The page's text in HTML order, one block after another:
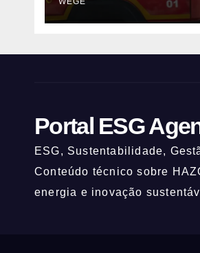
Portal ESG
ESG, Sustentabilidade,
Conteúdo técnico sobre
energia e inovação